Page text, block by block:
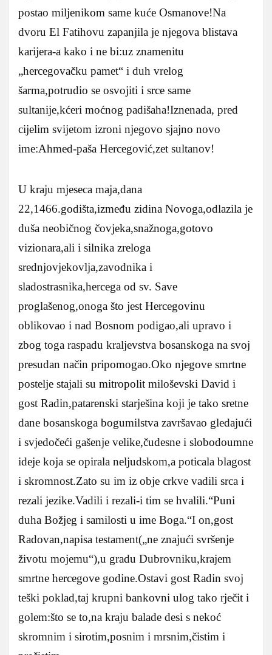
postao miljenikom same kuće Osmanove!Na
dvoru El Fatihovu zapanjila je njegova blistava
karijera-a kako i ne bi:uz znamenitu
„hercegovačku pamet“ i duh vrelog
šarma,potrudio se osvojiti i srce same
sultanije,kćeri moćnog padišaha!Iznenada, pred
cijelim svijetom izroni njegovo sjajno novo
ime:Ahmed-paša Hercegović,zet sultanov!
U kraju mjeseca maja,dana
22,1466.godišta,između zidina Novoga,odlazila je
duša neobičnog čovjeka,snažnoga,gotovo
vizionara,ali i silnika zreloga
srednjovjekovlja,zavodnika i
sladostrasnika,hercega od sv. Save
proglašenog,onoga što jest Hercegovinu
oblikovao i nad Bosnom podigao,ali upravo i
zbog toga raspadu kraljevstva bosanskoga na svoj
presudan način pripomogao.Oko njegove smrtne
postelje stajali su mitropolit miloševski David i
gost Radin,patarenski starješina koji je tako sretne
dane bosanskoga bogumilstva završavao gledajući
i svjedočeći gašenje velike,čudesne i slobodoumne
ideje koja se opirala neljudskom,a poticala blagost
i skromnost.Zato su im iz obje crkve vadili srca i
rezali jezike.Vadili i rezali-i tim se hvalili.“Puni
duha Božjeg i samilosti u ime Boga.“I on,gost
Radovan,napisa testament(„ne znajući svršenje
životu mojemu“),u gradu Dubrovniku,krajem
smrtne hercegove godine.Ostavi gost Radin svoj
teški poklad,taj krupni bankovni ulog tako rječit i
golem:što se to,na kraju balade desi s nekoć
skromnim i sirotim,posnim i mrsnim,čistim i